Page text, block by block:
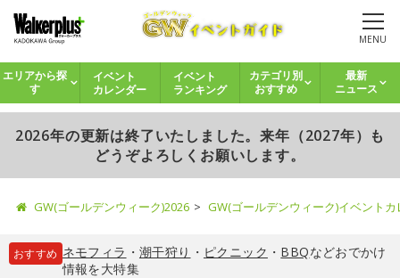
MENU
エリアから探
す
イベント
カレンダー
イベント
ランキング
カテゴリ別
おすすめ
最新
ニュース
2026年の更新は終了いたしました。来年（2027年）も
どうぞよろしくお願いします。
GW(ゴールデンウィーク)2026 GW(ゴールデンウィーク)イベント
おすすめ ネモフィラ ・ 潮干狩り ・ ピクニック ・ BBQなどおでかけ
情報を大特集